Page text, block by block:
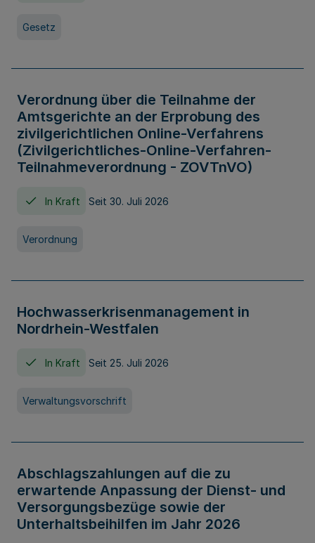
Gesetz
Verordnung über die Teilnahme der
Amtsgerichte an der Erprobung des
zivilgerichtlichen Online-Verfahrens
(Zivilgerichtliches-Online-Verfahren-
Teilnahmeverordnung - ZOVTnVO)
In Kraft Seit 30. Juli 2026
Verordnung
Hochwasserkrisenmanagement in
Nordrhein-Westfalen
In Kraft Seit 25. Juli 2026
Verwaltungsvorschrift
Abschlagszahlungen auf die zu
erwartende Anpassung der Dienst- und
Versorgungsbezüge sowie der
Unterhaltsbeihilfen im Jahr 2026